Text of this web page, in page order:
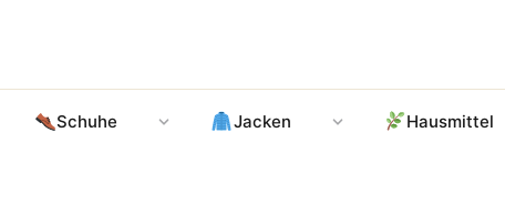
Schuhe Jacken Hausmittel